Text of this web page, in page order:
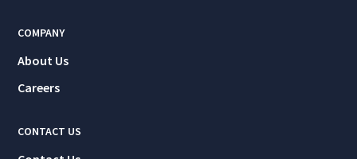
COMPANY
About Us
Careers
CONTACT US